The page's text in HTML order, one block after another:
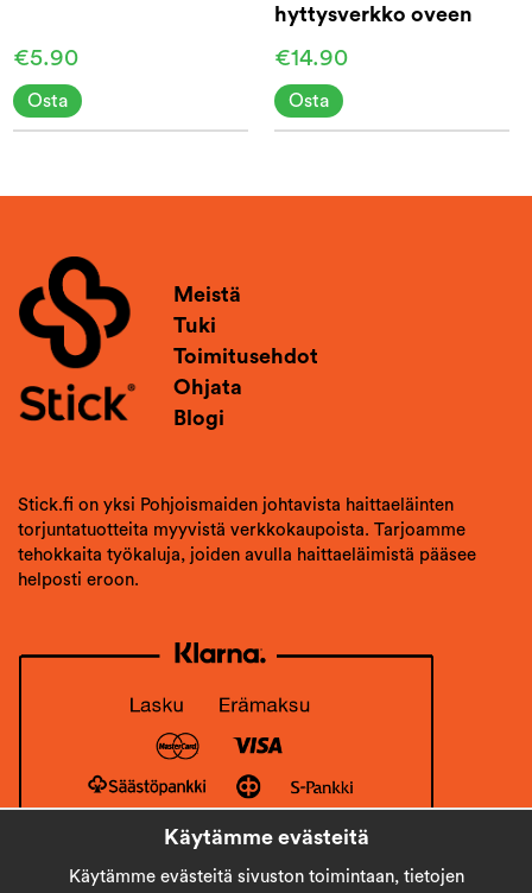
€5.90
Osta
hyttysverkko oveen
€14.90
Osta
Meistä
Tuki
Toimitusehdot
Ohjata
Blogi
Stick.fi on yksi Pohjoismaiden johtavista haittaeläinten
torjuntatuotteita myyvistä verkkokaupoista. Tarjoamme
tehokkaita työkaluja, joiden avulla haittaeläimistä pääsee
helposti eroon.
Käytämme evästeitä
Käytämme evästeitä sivuston toimintaan, tietojen